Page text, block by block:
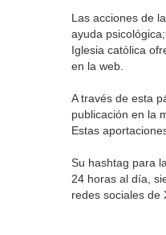
Las acciones de
ayuda
Iglesia católica
en la web.
A través de esta
publicación en la
Estas
Su hashtag para
24 horas al día,
redes sociales de